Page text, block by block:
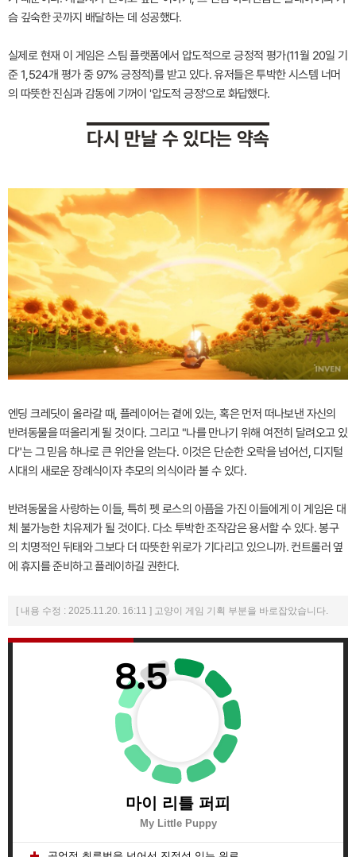
슴 깊숙한 곳까지 배달하는 데 성공했다.
실제로 현재 이 게임은 스팀 플랫폼에서 압도적으로 긍정적 평가(11월 20일 기
준 1,524개 평가 중 97% 긍정적)를 받고 있다. 유저들은 투박한 시스템 너머
의 따뜻한 진심과 감동에 기꺼이 '압도적 긍정'으로 화답했다.
다시 만날 수 있다는 약속
엔딩 크레딧이 올라갈 때, 플레이어는 곁에 있는, 혹은 먼저 떠나보낸 자신의
반려동물을 떠올리게 될 것이다. 그리고 "나를 만나기 위해 여전히 달려오고 있
다"는 그 믿음 하나로 큰 위안을 얻는다. 이것은 단순한 오락을 넘어선, 디지털
시대의 새로운 장례식이자 추모의 의식이라 볼 수 있다.
반려동물을 사랑하는 이들, 특히 펫 로스의 아픔을 가진 이들에게 이 게임은 대
체 불가능한 치유제가 될 것이다. 다소 투박한 조작감은 용서할 수 있다. 봉구
의 치명적인 뒤태와 그보다 더 따뜻한 위로가 기다리고 있으니까. 컨트롤러 옆
에 휴지를 준비하고 플레이하길 권한다.
[ 내용 수정 : 2025.11.20. 16:11 ] 고양이 게임 기획 부분을 바로잡았습니다.
8.5
마이 리틀 퍼피
My Little Puppy